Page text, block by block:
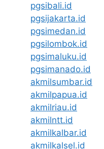
pgsibali.id
pgsijakarta.id
pgsimedan.id
pgsilombok.id
pgsimaluku.id
pgsimanado.id
akmilsumbar.id
akmilpapua.id
akmilriau.id
akmilntt.id
akmilkalbar.id
akmilkalsel.id